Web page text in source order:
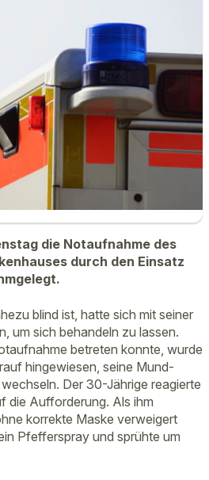
die Notaufnahme des
durch den Einsatz
blind ist, hatte sich mit seiner
um sich behandeln zu lassen.
betreten konnte, wurde
hingewiesen, seine Mund-
Der 30-Jährige reagierte
die Aufforderung. Als ihm
korrekte Maske verweigert
Pfefferspray und sprühte um